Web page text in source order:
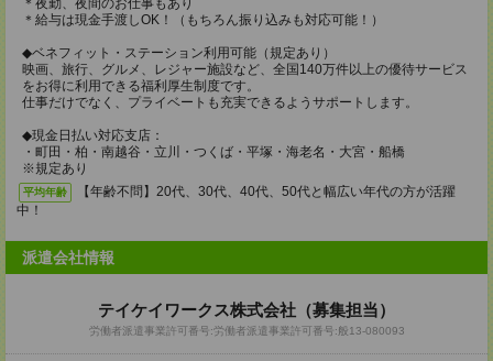
＊夜勤、夜間のお仕事もあり
＊給与は現金手渡しOK！（もちろん振り込みも対応可能！）
◆ベネフィット・ステーション利用可能（規定あり）
映画、旅行、グルメ、レジャー施設など、全国140万件以上の優待サービス
をお得に利用できる福利厚生制度です。
仕事だけでなく、プライベートも充実できるようサポートします。
◆現金日払い対応支店：
・町田・柏・南越谷・立川・つくば・平塚・海老名・大宮・船橋
※規定あり
平均年齢
【年齢不問】20代、30代、40代、50代と幅広い年代の方が活躍
中！
派遣会社情報
テイケイワークス株式会社（募集担当）
労働者派遣事業許可番号:労働者派遣事業許可番号:般13-080093